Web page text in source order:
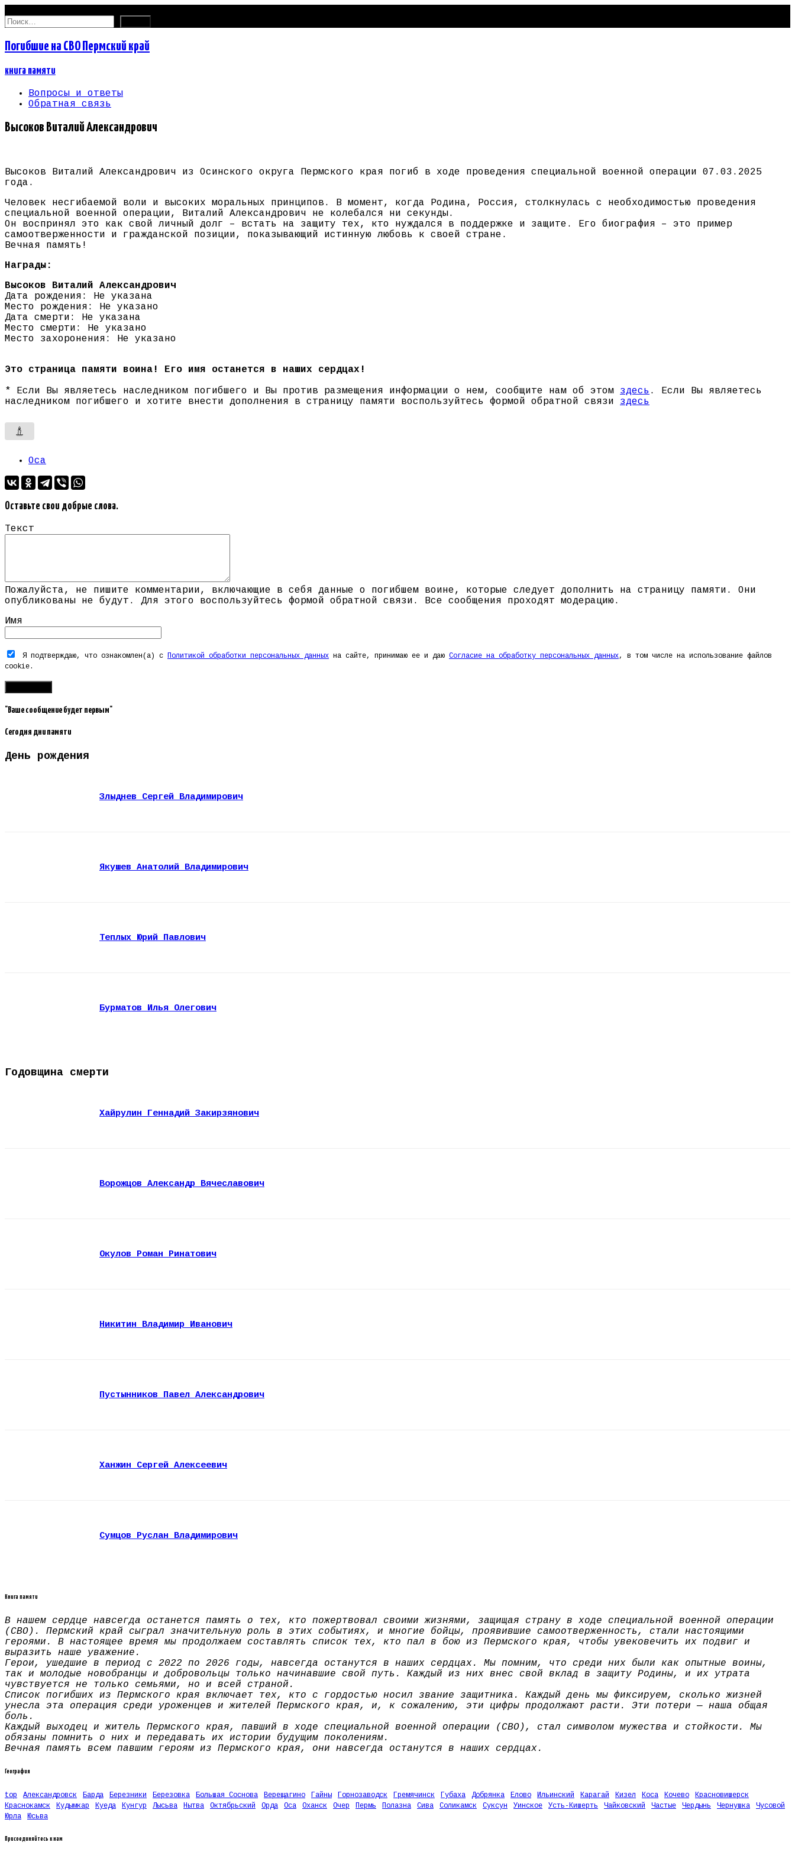
Найти:
Погибшие на СВО Пермский край
книга памяти
Вопросы и ответы
Обратная связь
Высоков Виталий Александрович
Высоков Виталий Александрович из Осинского округа Пермского края погиб в ходе проведения специальной военной операции 07.03.2025
года.
Человек несгибаемой воли и высоких моральных принципов. В момент, когда Родина, Россия, столкнулась с необходимостью проведения
специальной военной операции, Виталий Александрович не колебался ни секунды.
Он воспринял это как свой личный долг – встать на защиту тех, кто нуждался в поддержке и защите. Его биография – это пример
самоотверженности и гражданской позиции, показывающий истинную любовь к своей стране.
Вечная память!
Награды:
Высоков Виталий Александрович
Дата рождения: Не указана
Место рождения: Не указано
Дата смерти: Не указана
Место смерти: Не указано
Место захоронения: Не указано
Это страница памяти воина! Его имя останется в наших сердцах!
* Если Вы являетесь наследником погибшего и Вы против размещения информации о нем, сообщите нам об этом здесь . Если Вы являетесь
наследником погибшего и хотите внести дополнения в страницу памяти воспользуйтесь формой обратной связи здесь
Оса
Оставьте свои добрые слова.
Текст
Пожалуйста, не пишите комментарии, включающие в себя данные о погибшем воине, которые следует дополнить на страницу памяти. Они
опубликованы не будут. Для этого воспользуйтесь формой обратной связи. Все сообщения проходят модерацию.
Имя
Я подтверждаю, что ознакомлен(а) с Политикой обработки персональных данных на сайте, принимаю ее и даю Согласие на обработку персональных данных, в том числе на использование файлов
cookie.
"Ваше сообщение будет первым"
Сегодня дни памяти
День рождения
Злыднев Сергей Владимирович
Якушев Анатолий Владимирович
Теплых Юрий Павлович
Бурматов Илья Олегович
Годовщина смерти
Хайрулин Геннадий Закирзянович
Ворожцов Александр Вячеславович
Окулов Роман Ринатович
Никитин Владимир Иванович
Пустынников Павел Александрович
Ханжин Сергей Алексеевич
Сумцов Руслан Владимирович
Книга памяти
В нашем сердце навсегда останется память о тех, кто пожертвовал своими жизнями, защищая страну в ходе специальной военной операции
(СВО). Пермский край сыграл значительную роль в этих событиях, и многие бойцы, проявившие самоотверженность, стали настоящими
героями. В настоящее время мы продолжаем составлять список тех, кто пал в бою из Пермского края, чтобы увековечить их подвиг и
выразить наше уважение.
Герои, ушедшие в период с 2022 по 2026 годы, навсегда останутся в наших сердцах. Мы помним, что среди них были как опытные воины,
так и молодые новобранцы и добровольцы только начинавшие свой путь. Каждый из них внес свой вклад в защиту Родины, и их утрата
чувствуется не только семьями, но и всей страной.
Список погибших из Пермского края включает тех, кто с гордостью носил звание защитника. Каждый день мы фиксируем, сколько жизней
унесла эта операция среди уроженцев и жителей Пермского края, и, к сожалению, эти цифры продолжают расти. Эти потери — наша общая
боль.
Каждый выходец и житель Пермского края, павший в ходе специальной военной операции (СВО), стал символом мужества и стойкости. Мы
обязаны помнить о них и передавать их истории будущим поколениям.
Вечная память всем павшим героям из Пермского края, они навсегда останутся в наших сердцах.
География
top Александровск Барда Березники Березовка Большая Соснова Верещагино Гайны Горнозаводск Гремячинск Губаха Добрянка Елово Ильинский Карагай Кизел Коса Кочево
Красновишерск
Краснокамск
Кудымкар Куеда Кунгур Лысьва Нытва Октябрьский Орда Оса Оханск Очер Пермь Полазна Сива Соликамск Суксун Уинское Усть-Кишерть Чайковский Частые Чердынь Чернушка
Чусовой
Юрла
Юсьва
Присоединяйтесь к нам